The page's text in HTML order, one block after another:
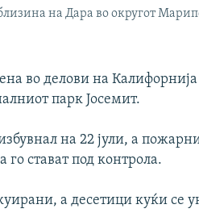
на Дара во округот
во делови на
парк Јосемит.
на 22 јули, а
го стават под контрола.
а десетици куќи се